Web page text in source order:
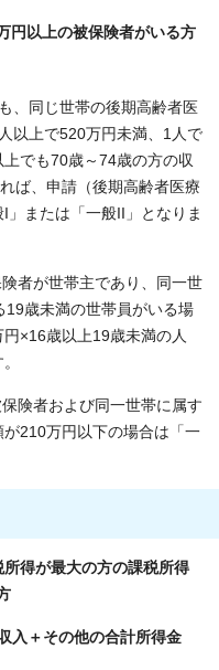
円以上の被保険者がいる方
、同じ世帯の後期高齢者医
以上で520万円未満、1人で
でも70歳～74歳の方の収
ば、申請（後期高齢者医療
または「一般II」となりま
者が世帯主であり、同一世
歳未満の世帯員がいる場
×16歳以上19歳未満の人
険者および同一世帯に属す
210万円以下の場合は「一
得が最大の方の課税所得
入＋その他の合計所得金